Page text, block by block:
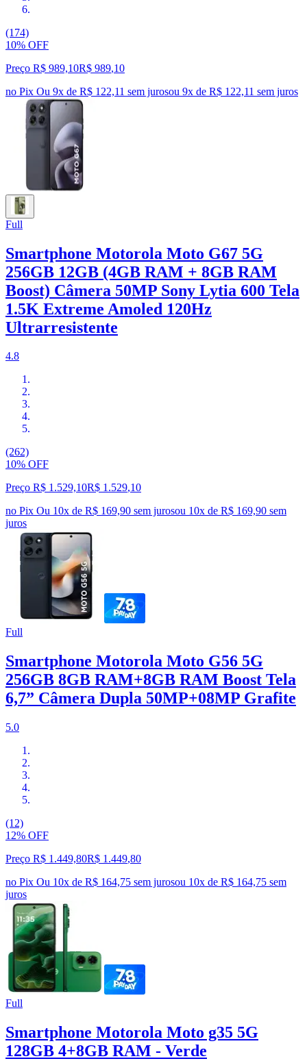
(174)
10% OFF
Preço R$ 989,10R$ 989,10
no Pix Ou 9x de R$ 122,11 sem jurosou 9x de R$ 122,11 sem juros
Full
Smartphone Motorola Moto G67 5G
256GB 12GB (4GB RAM + 8GB RAM
Boost) Câmera 50MP Sony Lytia 600 Tela
1.5K Extreme Amoled 120Hz
Ultrarresistente
4.8
(262)
10% OFF
Preço R$ 1.529,10R$ 1.529,10
no Pix Ou 10x de R$ 169,90 sem jurosou 10x de R$ 169,90 sem
juros
Full
Smartphone Motorola Moto G56 5G
256GB 8GB RAM+8GB RAM Boost Tela
6,7” Câmera Dupla 50MP+08MP Grafite
5.0
(12)
12% OFF
Preço R$ 1.449,80R$ 1.449,80
no Pix Ou 10x de R$ 164,75 sem jurosou 10x de R$ 164,75 sem
juros
Full
Smartphone Motorola Moto g35 5G
128GB 4+8GB RAM - Verde